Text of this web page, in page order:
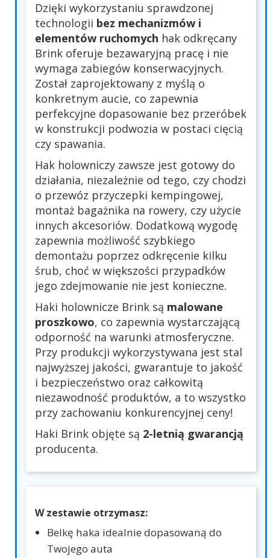
Dzięki wykorzystaniu sprawdzonej
technologii bez mechanizmów i
elementów ruchomych hak odkręcany
Brink oferuje bezawaryjną pracę i nie
wymaga zabiegów konserwacyjnych.
Został zaprojektowany z myślą o
konkretnym aucie, co zapewnia
perfekcyjne dopasowanie bez przeróbek
w konstrukcji podwozia w postaci cięcią
czy spawania.
Hak holowniczy zawsze jest gotowy do
działania, niezależnie od tego, czy chodzi
o przewóz przyczepki kempingowej,
montaż bagażnika na rowery, czy użycie
innych akcesoriów. Dodatkową wygodę
zapewnia możliwość szybkiego
demontażu poprzez odkręcenie kilku
śrub, choć w większości przypadków
jego zdejmowanie nie jest konieczne.
Haki holownicze Brink są malowane
proszkowo, co zapewnia wystarczającą
odporność na warunki atmosferyczne.
Przy produkcji wykorzystywana jest stal
najwyższej jakości, gwarantuje to jakość
i bezpieczeństwo oraz całkowitą
niezawodność produktów, a to wszystko
przy zachowaniu konkurencyjnej ceny!
Haki Brink objęte są 2-letnią gwarancją
producenta.
W zestawie otrzymasz:
Belkę haka idealnie dopasowaną do
Twojego auta